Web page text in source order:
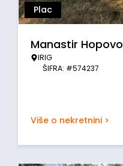
Plac
Manastir Hopovo
IRIG
ŠIFRA: #574237
Više o nekretnini >